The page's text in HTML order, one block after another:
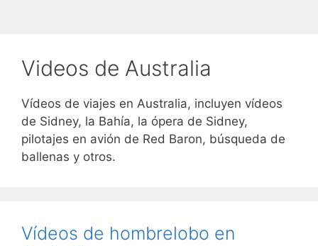
Videos de Australia
Vídeos de viajes en Australia, incluyen vídeos
de Sidney, la Bahía, la ópera de Sidney,
pilotajes en avión de Red Baron, búsqueda de
ballenas y otros.
Vídeos de hombrelobo en